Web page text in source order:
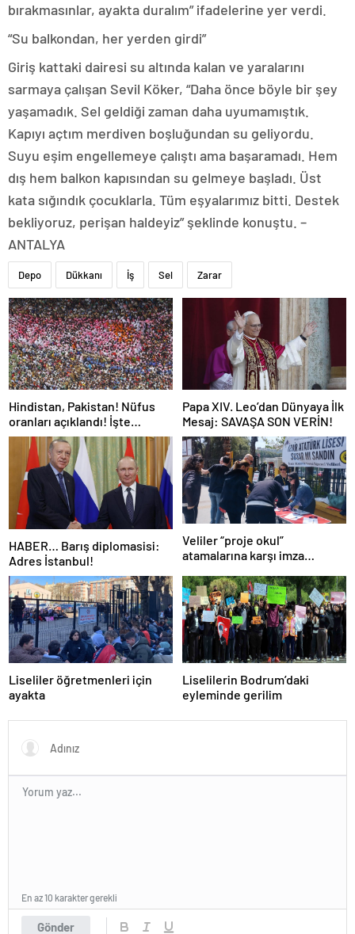
bırakmasınlar, ayakta duralım” ifadelerine yer verdi.
“Su balkondan, her yerden girdi”
Giriş kattaki dairesi su altında kalan ve yaralarını
sarmaya çalışan Sevil Köker, “Daha önce böyle bir şey
yaşamadık. Sel geldiği zaman daha uyumamıştık.
Kapıyı açtım merdiven boşluğundan su geliyordu.
Suyu eşim engellemeye çalıştı ama başaramadı. Hem
dış hem balkon kapısından su gelmeye başladı. Üst
kata sığındık çocuklarla. Tüm eşyalarımız bitti. Destek
bekliyoruz, perişan haldeyiz” şeklinde konuştu. –
ANTALYA
Depo Dükkanı İş Sel Zarar
Hindistan, Pakistan! Nüfus
oranları açıklandı! İşte
Dünyanın en kalabalık ülkesi!
Dünya haritası ülkeler!
Papa XIV. Leo’dan Dünyaya İlk
Mesaj: SAVAŞA SON VERİN!
HABER… Barış diplomasisi:
Adres İstanbul!
Veliler “proje okul”
atamalarına karşı imza
Liseliler öğretmenleri için
ayakta
Liselilerin Bodrum’daki
eyleminde gerilim
Gönder
En az 10 karakter gerekli